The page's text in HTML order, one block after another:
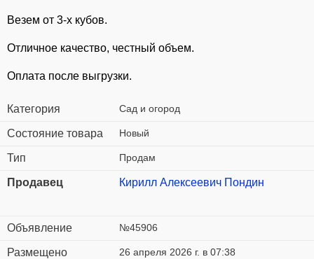
Везем от 3-х кубов.
Отличное качество, честный объем.
Оплата после выгрузки.
Категория Сад и огород
Состояние товара Новый
Тип Продам
Продавец Кирилл Алексеевич Пондин
Объявление №45906
Размещено 26 апреля 2026 г. в 07:38